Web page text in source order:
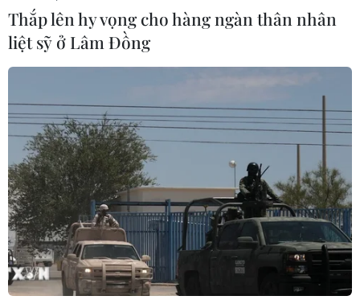
06/08/2026 07:30
địa phương
06/08/2026 07:30
Chủ tịch Quốc hội Thái Lan dự khai
mạc Triển lãm 50 năm quan hệ ngoại
giao Việt Nam-Thái Lan
06/08/2026 05:48
Thắp lên hy vọng cho hàng ngàn thân nhân
liệt sỹ ở Lâm Đồng